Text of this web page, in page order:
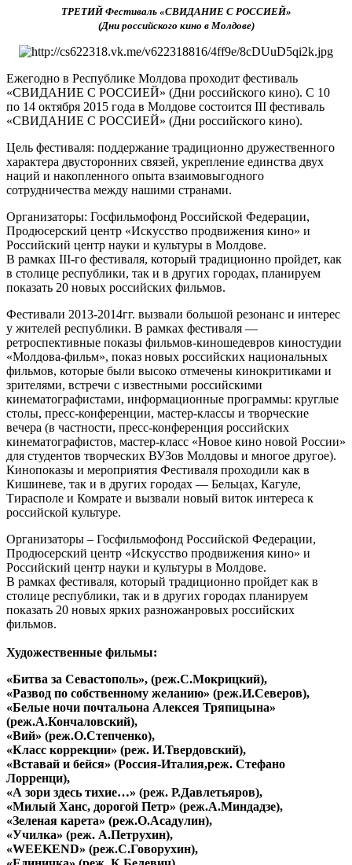
TРЕТИЙ Фестиваль «СВИДАНИЕ С РОССИЕЙ»
(Дни российского кино в Молдове)
Ежегодно в Республике Молдова проходит фестиваль
«СВИДАНИЕ С РОССИЕЙ» (Дни российского кино). С 10
по 14 октября 2015 года в Молдове состоится III фестиваль
«СВИДАНИЕ С РОССИЕЙ» (Дни российского кино).
Цель фестиваля: поддержание традиционно дружественного
характера двусторонних связей, укрепление единства двух
наций и накопленного опыта взаимовыгодного
сотрудничества между нашими странами.
Организаторы: Госфильмофонд Российской Федерации,
Продюсерский центр «Искусство продвижения кино» и
Российский центр науки и культуры в Молдове.
В рамках III-го фестиваля, который традиционно пройдет, как
в столице республики, так и в других городах, планируем
показать 20 новых российских фильмов.
Фестивали 2013-2014гг. вызвали большой резонанс и интерес
у жителей республики. В рамках фестиваля —
ретроспективные показы фильмов-киношедевров киностудии
«Молдова-фильм», показ новых российских национальных
фильмов, которые были высоко отмечены кинокритиками и
зрителями, встречи с известными российскими
кинематографистами, информационные программы: круглые
столы, пресс-конференции, мастер-классы и творческие
вечера (в частности, пресс-конференция российских
кинематографистов, мастер-класс «Новое кино новой России»
для студентов творческих ВУЗов Молдовы и многое другое).
Кинопоказы и мероприятия Фестиваля проходили как в
Кишиневе, так и в других городах — Бельцах, Кагуле,
Тирасполе и Комрате и вызвали новый виток интереса к
российской культуре.
Организаторы – Госфильмофонд Российской Федерации,
Продюсерский центр «Искусство продвижения кино» и
Российский центр науки и культуры в Молдове.
В рамках фестиваля, который традиционно пройдет как в
столице республики, так и в других городах планируем
показать 20 новых ярких разножанровых российских
фильмов.
Художественные фильмы:
«Битва за Севастополь», (реж.С.Мокрицкий),
«Развод по собственному желанию» (реж.И.Северов),
«Белые ночи почтальона Алексея Тряпицына»
(реж.А.Кончаловский),
«Вий» (реж.О.Степченко),
«Класс коррекции» (реж. И.Твердовский),
«Вставай и бейся» (Россия-Италия,реж. Стефано
Лорренци),
«А зори здесь тихие…» (реж. Р.Давлетьяров),
«Милый Ханс, дорогой Петр» (реж.А.Миндадзе),
«Зеленая карета» (реж.О.Асадулин),
«Училка» (реж. А.Петрухин),
«WEEKEND» (реж.С.Говорухин),